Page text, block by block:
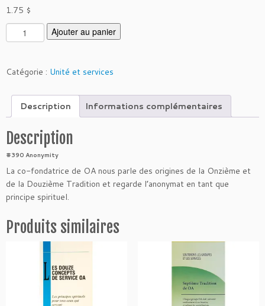
1.75 $
q
u
n
é
d
e
U
-
0
1
n
Ajouter au panier
Catégorie : Unité et services
Description Informations complémentaires
Description
#390 Anonymity
La co-fondatrice de OA nous parle des origines de la Onzième et
de la Douzième Tradition et regarde l’anonymat en tant que
principe spirituel.
Produits similaires